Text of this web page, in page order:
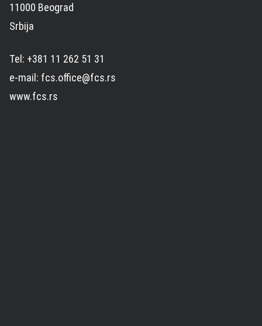
11000 Beograd
Srbija
Tel: +381 11 262 51 31
e-mail: fcs.office@fcs.rs
www.fcs.rs